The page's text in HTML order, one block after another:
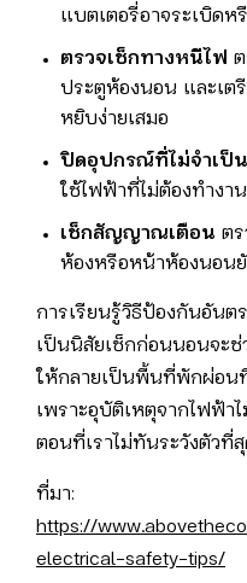
แบตเตอรี่อาจระเบิดห
ตรวจเช็กทางหนีไฟ ต
ประตูห้องนอน และเต
หยิบง่ายเสมอ
ปิดอุปกรณ์ที่ไม่จำเป็น
ใช้ไฟฟ้าที่ไม่ต้องทำงา
เช็กสัญญาณเตือน ตร
ห้องหรือหน้าห้องนอน
การเรียนรู้วิธีป้องกันอันต
เป็นนิสัยเช็กก่อนนอนจะช่
ให้กลายเป็นพื้นที่พักผ่อน
เพราะอุบัติเหตุจากไฟฟ้า
ตอนที่เราไม่ทันระวังตัวที่สุ
ที่มา:
https://
electrical-safety-tips/